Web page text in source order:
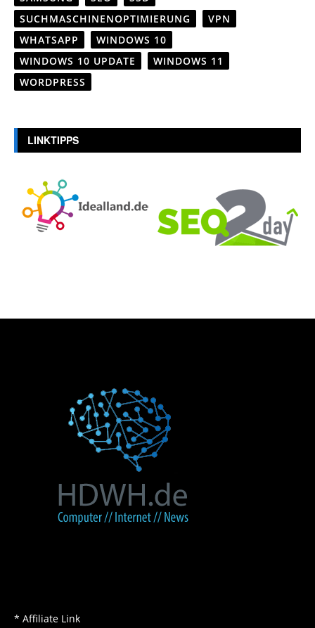
SUCHMASCHINENOPTIMIERUNG
VPN
WHATSAPP
WINDOWS 10
WINDOWS 10 UPDATE
WINDOWS 11
WORDPRESS
LINKTIPPS
* Affiliate Link